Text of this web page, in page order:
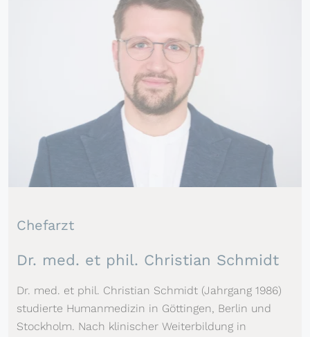
Chefarzt
Dr. med. et phil. Christian Schmidt
Dr. med. et phil. Christian Schmidt (Jahrgang 1986)
studierte Humanmedizin in Göttingen, Berlin und
Stockholm. Nach klinischer Weiterbildung in